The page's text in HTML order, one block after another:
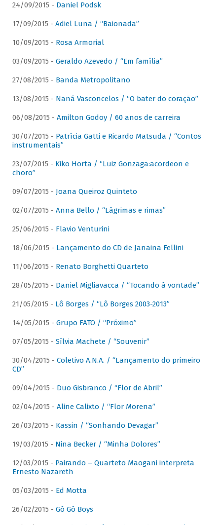
24/09/2015 - Daniel Podsk
17/09/2015 - Adiel Luna / “Baionada”
10/09/2015 - Rosa Armorial
03/09/2015 - Geraldo Azevedo / “Em família”
27/08/2015 - Banda Metropolitano
13/08/2015 - Naná Vasconcelos / “O bater do coração”
06/08/2015 - Amilton Godoy / 60 anos de carreira
30/07/2015 - Patrícia Gatti e Ricardo Matsuda / “Contos
instrumentais”
23/07/2015 - Kiko Horta / “Luiz Gonzaga:acordeon e
choro”
09/07/2015 - Joana Queiroz Quinteto
02/07/2015 - Anna Bello / “Lágrimas e rimas”
25/06/2015 - Flavio Venturini
18/06/2015 - Lançamento do CD de Janaina Fellini
11/06/2015 - Renato Borghetti Quarteto
28/05/2015 - Daniel Migliavacca / “Tocando à vontade”
21/05/2015 - Lô Borges / “Lô Borges 2003-2013”
14/05/2015 - Grupo FATO / “Próximo”
07/05/2015 - Sílvia Machete / “Souvenir”
30/04/2015 - Coletivo A.N.A. / “Lançamento do primeiro
CD”
09/04/2015 - Duo Gisbranco / “Flor de Abril”
02/04/2015 - Aline Calixto / “Flor Morena”
26/03/2015 - Kassin / “Sonhando Devagar”
19/03/2015 - Nina Becker / “Minha Dolores”
12/03/2015 - Pairando – Quarteto Maogani interpreta
Ernesto Nazareth
05/03/2015 - Ed Motta
26/02/2015 - Gó Gó Boys